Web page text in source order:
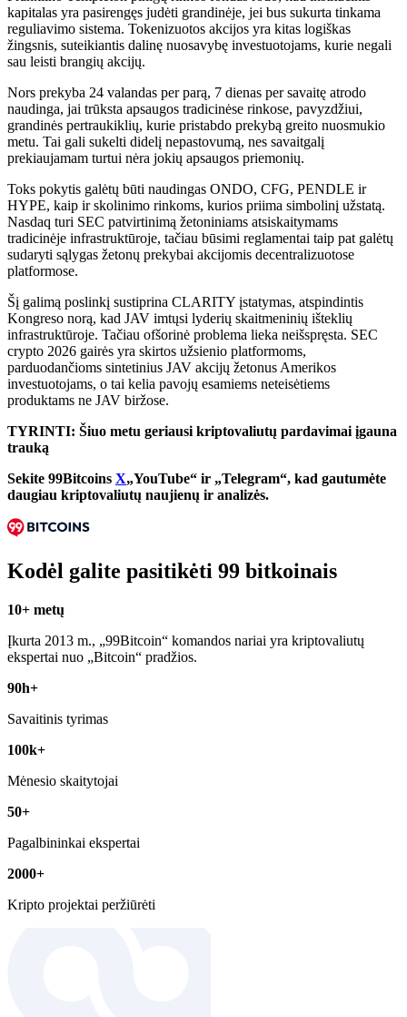
kapitalas yra pasirengęs judėti grandinėje, jei bus sukurta tinkama
reguliavimo sistema. Tokenizuotos akcijos yra kitas logiškas
žingsnis, suteikiantis dalinę nuosavybę investuotojams, kurie negali
sau leisti brangių akcijų.
Nors prekyba 24 valandas per parą, 7 dienas per savaitę atrodo
naudinga, jai trūksta apsaugos tradicinėse rinkose, pavyzdžiui,
grandinės pertraukiklių, kurie pristabdo prekybą greito nuosmukio
metu. Tai gali sukelti didelį nepastovumą, nes savaitgalį
prekiaujamam turtui nėra jokių apsaugos priemonių.
Toks pokytis galėtų būti naudingas ONDO, CFG, PENDLE ir
HYPE, kaip ir skolinimo rinkoms, kurios priima simbolinį užstatą.
Nasdaq turi SEC patvirtinimą žetoniniams atsiskaitymams
tradicinėje infrastruktūroje, tačiau būsimi reglamentai taip pat galėtų
sudaryti sąlygas žetonų prekybai akcijomis decentralizuotose
platformose.
Šį galimą poslinkį sustiprina CLARITY įstatymas, atspindintis
Kongreso norą, kad JAV imtųsi lyderių skaitmeninių išteklių
infrastruktūroje. Tačiau ofšorinė problema lieka neišspręsta. SEC
crypto 2026 gairės yra skirtos užsienio platformoms,
parduodančioms sintetinius JAV akcijų žetonus Amerikos
investuotojams, o tai kelia pavojų esamiems neteisėtiems
produktams ne JAV biržose.
TYRINTI: Šiuo metu geriausi kriptovaliutų pardavimai įgauna
trauką
Sekite 99Bitcoins X„YouTube“ ir „Telegram“, kad gautumėte
daugiau kriptovaliutų naujienų ir analizės.
Kodėl galite pasitikėti 99 bitkoinais
10+ metų
Įkurta 2013 m., „99Bitcoin“ komandos nariai yra kriptovaliutų
ekspertai nuo „Bitcoin“ pradžios.
90h+
Savaitinis tyrimas
100k+
Mėnesio skaitytojai
50+
Pagalbininkai ekspertai
2000+
Kripto projektai peržiūrėti